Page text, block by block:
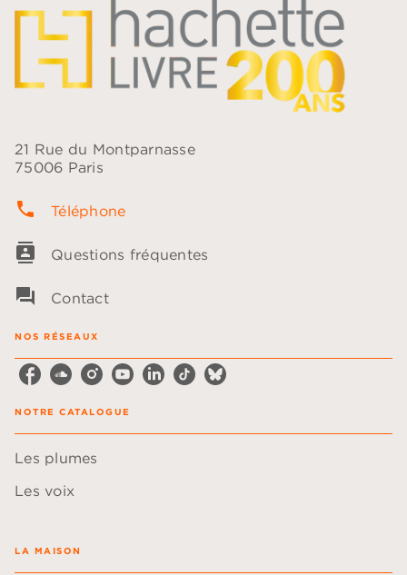
21 Rue du Montparnasse
75006 Paris
phone Téléphone
contacts Questions fréquentes
question_answer Contact
NOS RÉSEAUX
NOTRE CATALOGUE
Les plumes
Les voix
LA MAISON